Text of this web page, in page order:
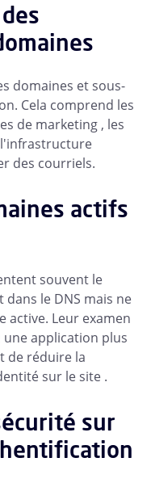
domaines et sous-
Cela comprend les
de marketing , les
des courriels.
actifs
souvent le
le DNS mais ne
active. Leur examen
application plus
de réduire la
sur le site .
sur